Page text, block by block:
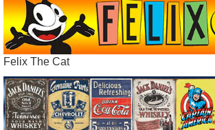
Felix The Cat